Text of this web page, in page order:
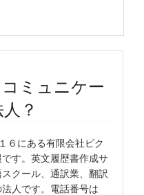
ミュニケー
？
６にある有限会社ビク
す。英文履歴書作成サ
クール、通訳業、翻訳
人です。電話番号は